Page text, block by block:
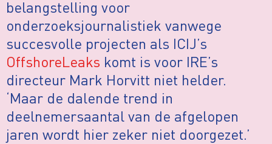
belangstelling voor
onderzoeksjournalistiek vanwege
succesvolle projecten als ICIJ’s
OffshoreLeaks komt is voor IRE’s
directeur Mark Horvitt niet helder.
‘Maar de dalende trend in
deelnemersaantal van de afgelopen
jaren wordt hier zeker niet doorgezet.’